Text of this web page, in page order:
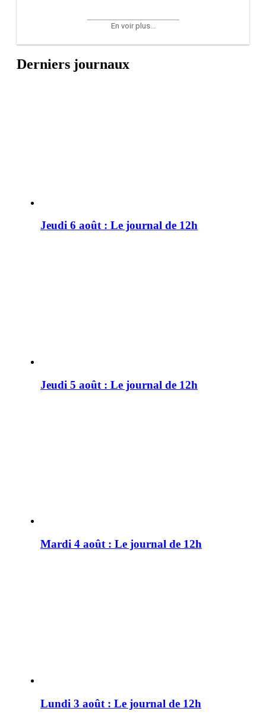
En voir plus...
Derniers journaux
Jeudi 6 août : Le journal de 12h
Jeudi 5 août : Le journal de 12h
Mardi 4 août : Le journal de 12h
Lundi 3 août : Le journal de 12h